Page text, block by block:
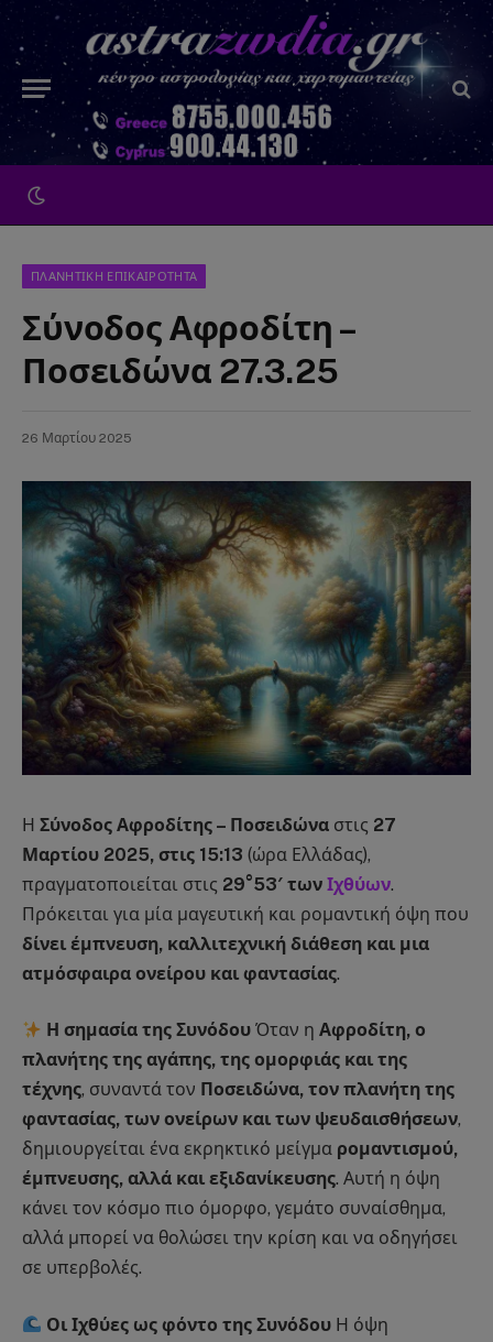
ΠΛΑΝΗΤΙΚΗ ΕΠΙΚΑΙΡΟΤΗΤΑ
Σύνοδος Αφροδίτη –
Ποσειδώνα 27.3.25
26 Μαρτίου 2025
Η Σύνοδος Αφροδίτης – Ποσειδώνα στις 27
Μαρτίου 2025, στις 15:13 (ώρα Ελλάδας),
πραγματοποιείται στις 29°53′ των Ιχθύων.
Πρόκειται για μία μαγευτική και ρομαντική όψη που
δίνει έμπνευση, καλλιτεχνική διάθεση και μια
ατμόσφαιρα ονείρου και φαντασίας.
Η σημασία της Συνόδου Όταν ηΑφροδίτη, ο
πλανήτης της αγάπης, της ομορφιάς και της
τέχνης, συναντά τον Ποσειδώνα, τον πλανήτη της
φαντασίας, των ονείρων και των ψευδαισθήσεων,
δημιουργείται ένα εκρηκτικό μείγμα ρομαντισμού,
έμπνευσης, αλλά και εξιδανίκευσης. Αυτή η όψη
κάνει τον κόσμο πιο όμορφο, γεμάτο συναίσθημα,
αλλά μπορεί να θολώσει την κρίση και να οδηγήσει
σε υπερβολές.
Οι Ιχθύες ως φόντο της Συνόδου Η όψη